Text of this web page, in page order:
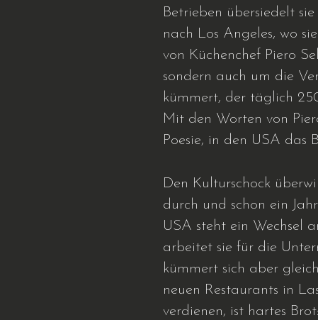
Betrieben übersiedelt
nach Los Angeles, wo
von Küchenchef Piero
sondern auch um die
kümmert, der täglich
Mit den Worten von
Poesie, in den USA das
Den Kulturschock
durch und schon ein
USA steht ein Wechsel
arbeitet sie für die
kümmert sich aber
neuen Restaurants in
verdienen, ist hartes